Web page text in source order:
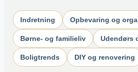
Indretning Opbevaring og
Børne- og familieliv Udendørs
Boligtrends DIY og renovering